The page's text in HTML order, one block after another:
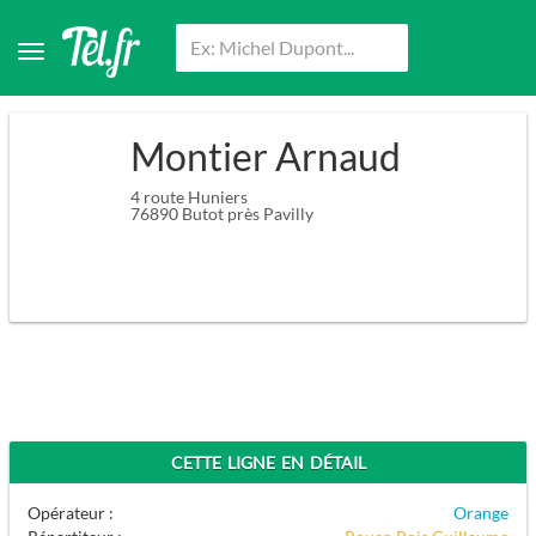
Montier Arnaud
4 route Huniers
76890 Butot près Pavilly
CETTE LIGNE EN DÉTAIL
Opérateur :
Orange